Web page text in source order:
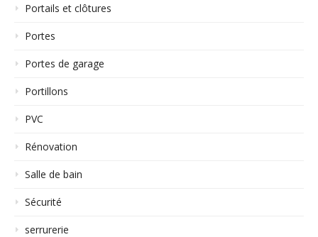
Portails et clôtures
Portes
Portes de garage
Portillons
PVC
Rénovation
Salle de bain
Sécurité
serrurerie